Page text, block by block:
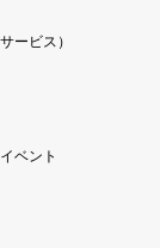
ービス）
ベント